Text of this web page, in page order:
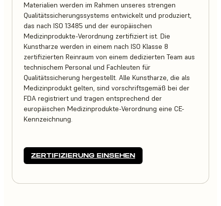
Materialien werden im Rahmen unseres strengen
Qualitätssicherungssystems entwickelt und produziert,
das nach ISO 13485 und der europäischen
Medizinprodukte-Verordnung zertifiziert ist. Die
Kunstharze werden in einem nach ISO Klasse 8
zertifizierten Reinraum von einem dedizierten Team aus
technischem Personal und Fachleuten für
Qualitätssicherung hergestellt. Alle Kunstharze, die als
Medizinprodukt gelten, sind vorschriftsgemäß bei der
FDA registriert und tragen entsprechend der
europäischen Medizinprodukte-Verordnung eine CE-
Kennzeichnung.
ZERTIFIZIERUNG EINSEHEN